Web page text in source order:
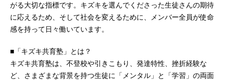
がる大切な指標です。キズキを選んでくださった生徒さんの期待
に応えるため、そして社会を変えるために、メンバー全員が使命
感を持って日々働いています。
■「キズキ共育塾」とは？
キズキ共育塾は、不登校や引きこもり、発達特性、挫折経験な
ど、さまざまな背景を持つ生徒に「メンタル」と「学習」の両面